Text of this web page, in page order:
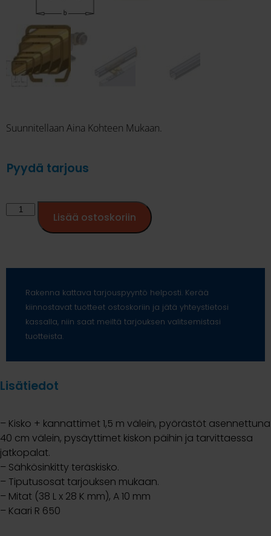
Suunnitellaan Aina Kohteen Mukaan.
Pyydä tarjous
Lisää ostoskoriin
Rakenna kattava tarjouspyyntö helposti. Kerää
kiinnostavat tuotteet ostoskoriin ja jätä yhteystietosi
kassalla, niin saat meiltä tarjouksen valitsemistasi
tuotteista.
Lisätiedot
– Kisko + kannattimet 1,5 m välein, pyörästöt asennettuna
40 cm välein, pysäyttimet kiskon päihin ja tarvittaessa
jatkopalat.
– Sähkösinkitty teräskisko.
– Tiputusosat tarjouksen mukaan.
– Mitat (38 L x 28 K mm), A 10 mm
– Kaari R 650